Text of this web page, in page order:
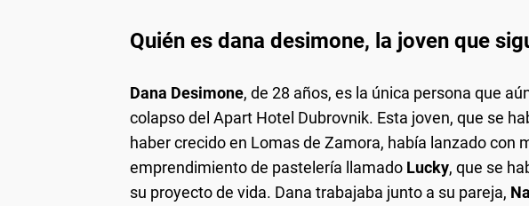
Quién es dana desimone, la joven que
Dana Desimone, de 28 años, es la única persona que
colapso del Apart Hotel Dubrovnik. Esta joven, que se
haber crecido en Lomas de Zamora, había lanzado con
emprendimiento de pastelería llamado Lucky, que se
su proyecto de vida. Dana trabajaba junto a su pareja,